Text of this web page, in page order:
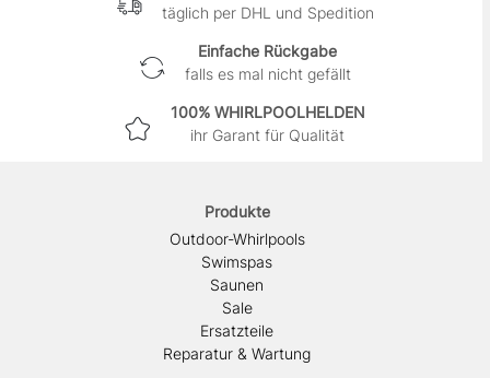
täglich per DHL und Spedition
Einfache Rückgabe
falls es mal nicht gefällt
100% WHIRLPOOLHELDEN
ihr Garant für Qualität
Produkte
Outdoor-Whirlpools
Swimspas
Saunen
Sale
Ersatzteile
Reparatur & Wartung